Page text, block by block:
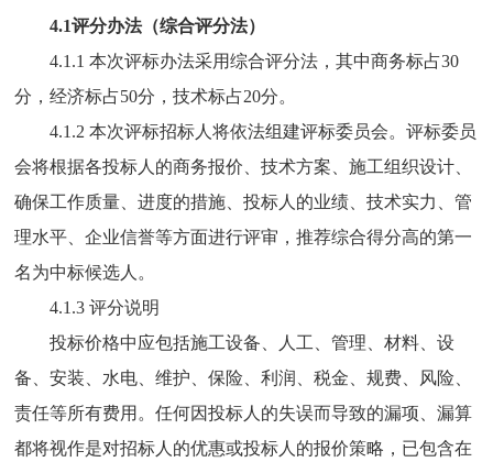
4.1评分办法（综合评分法）
4.1.1 本次评标办法采用综合评分法，其中商务标占30
分，经济标占50分，技术标占20分。
4.1.2 本次评标招标人将依法组建评标委员会。评标委员
会将根据各投标人的商务报价、技术方案、施工组织设计、
确保工作质量、进度的措施、投标人的业绩、技术实力、管
理水平、企业信誉等方面进行评审，推荐综合得分高的第一
名为中标候选人。
4.1.3 评分说明
投标价格中应包括施工设备、人工、管理、材料、设
备、安装、水电、维护、保险、利润、税金、规费、风险、
责任等所有费用。任何因投标人的失误而导致的漏项、漏算
都将视作是对招标人的优惠或投标人的报价策略，已包含在